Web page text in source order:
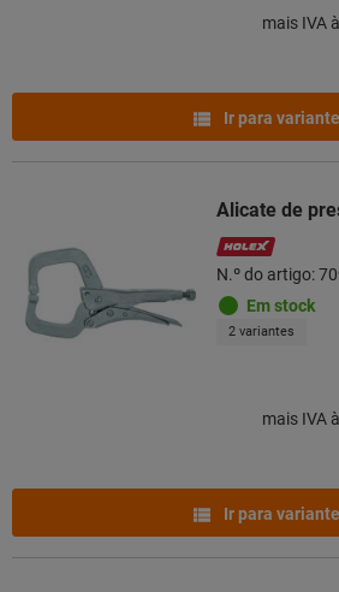
mais IVA
Ir para
Alicate de
N.º do artigo:
Em stock
2 variantes
mais IVA
Ir para